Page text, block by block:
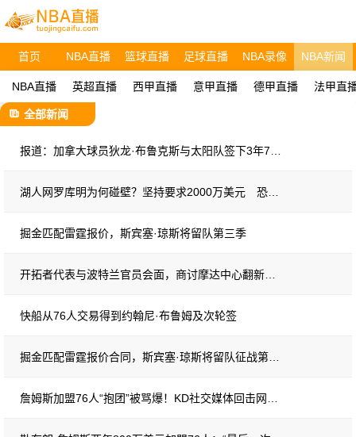
首页 NBA直播 篮球直播 足球直播 NBA录像 NBA新闻
NBA直播 英超直播 西甲直播 意甲直播 德甲直播 法甲直
全部新闻
掘金匹配雷霆报价，斯宾塞·琼斯将留队第三季
快船从76人交易得到约翰尼·布鲁姆及次轮签